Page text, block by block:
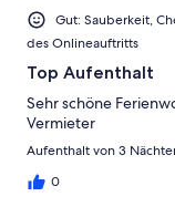
Gut: Sauberkeit,
des Onlineauftritts
Top Aufenthalt
Sehr schöne
Vermieter
Aufenthalt von 3
0